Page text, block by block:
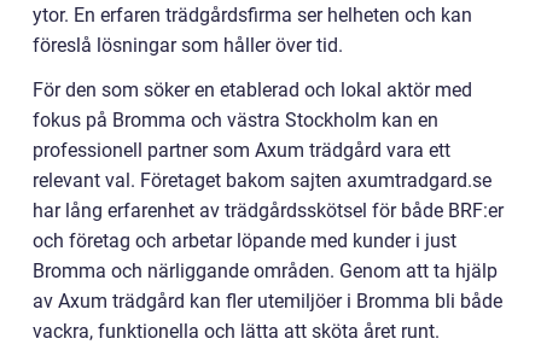
ytor. En erfaren trädgårdsfirma ser helheten och kan
föreslå lösningar som håller över tid.
För den som söker en etablerad och lokal aktör med
fokus på Bromma och västra Stockholm kan en
professionell partner som Axum trädgård vara ett
relevant val. Företaget bakom sajten axumtradgard.se
har lång erfarenhet av trädgårdsskötsel för både BRF:er
och företag och arbetar löpande med kunder i just
Bromma och närliggande områden. Genom att ta hjälp
av Axum trädgård kan fler utemiljöer i Bromma bli både
vackra, funktionella och lätta att sköta året runt.